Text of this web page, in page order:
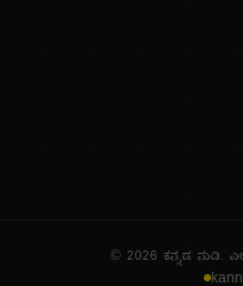
© 2026 ಕನ್ನಡ ನುಡಿ.